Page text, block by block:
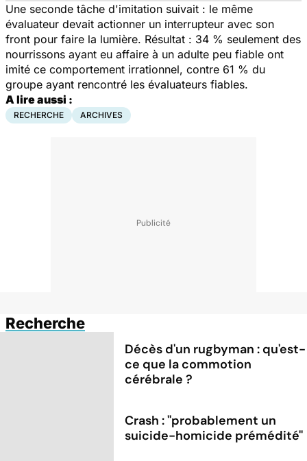
Une seconde tâche d'imitation suivait : le même
évaluateur devait actionner un interrupteur avec son
front pour faire la lumière. Résultat : 34 % seulement des
nourrissons ayant eu affaire à un adulte peu fiable ont
imité ce comportement irrationnel, contre 61 % du
groupe ayant rencontré les évaluateurs fiables.
A lire aussi :
RECHERCHE ARCHIVES
Recherche
Décès d'un rugbyman : qu'est-
ce que la commotion
cérébrale ?
Crash : ''probablement un
suicide-homicide prémédité''